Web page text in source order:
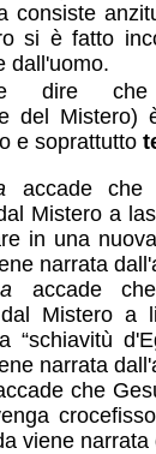
consiste
si è fatto
dall'uomo.
dire che
del
e soprattutto
accade che
Mistero a
in una
narrata
accade
Mistero a
“schiavitù
narrata
che
viene narrata